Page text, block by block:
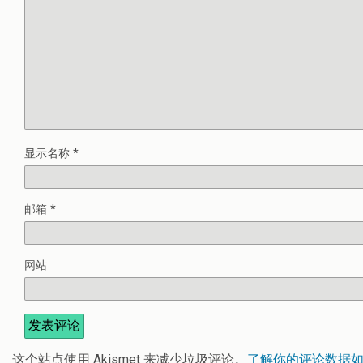
显示名称 *
邮箱 *
网站
这个站点使用 Akismet 来减少垃圾评论。 了解你的评论数据